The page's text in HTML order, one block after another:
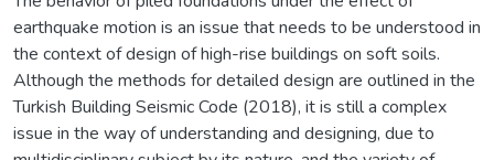
earthquake motion is an issue that needs to be understood in
the context of design of high-rise buildings on soft soils.
Although the methods for detailed design are outlined in the
Turkish Building Seismic Code (2018), it is still a complex
issue in the way of understanding and designing, due to